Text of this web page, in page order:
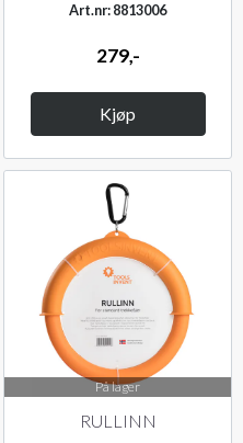
Art.nr: 8813006
279,-
Kjøp
På lager
RULLINN